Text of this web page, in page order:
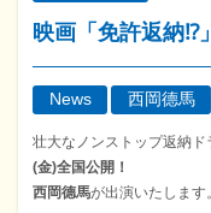
映画「免許返納⁉
News 西岡德馬
壮大なノンストップ返納ド
(金)全国公開！
西岡德馬が出演いたします。